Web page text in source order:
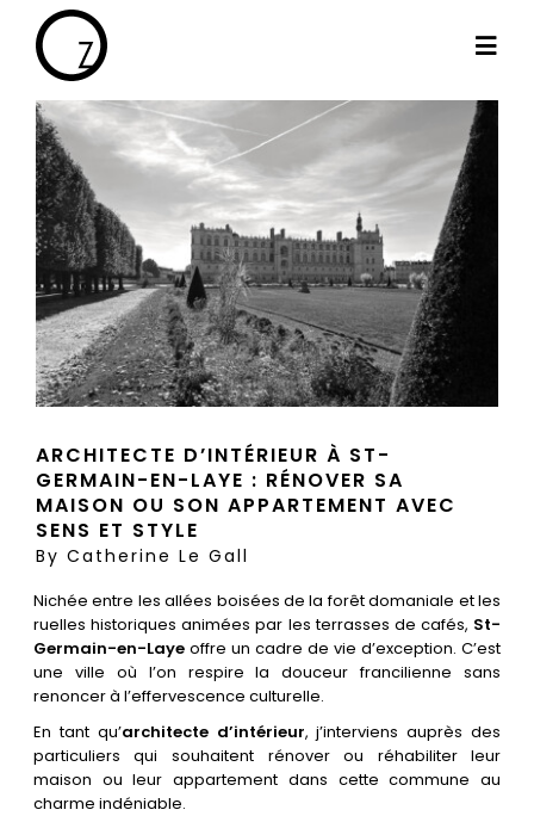
Passer
contenu
By Cath
Les projets
Haut de gamme
Le blog
Les témoignages
Les villes
Contact
ARCHITECTE D’INTÉRIEUR À ST-
GERMAIN-EN-LAYE : RÉNOVER SA
MAISON OU SON APPARTEMENT AVEC
SENS ET STYLE
By Catherine Le Gall
Nichée entre les allées boisées de la forêt domaniale et les
ruelles historiques animées par les terrasses de cafés, St-
Germain-en-Layeoffre un cadre de vie d’exception. C’est
une ville où l’on respire la douceur francilienne sans
renoncer à l’effervescence culturelle.
En tant qu’architecte d’intérieur, j’interviens auprès des
particuliers qui souhaitent rénover ou réhabiliter leur
maison ou leur appartement dans cette commune au
charme indéniable.